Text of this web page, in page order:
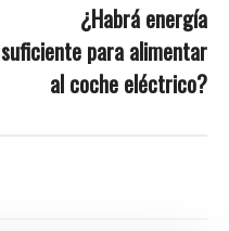
¿Habrá energía
suficiente para alimentar
al coche eléctrico?